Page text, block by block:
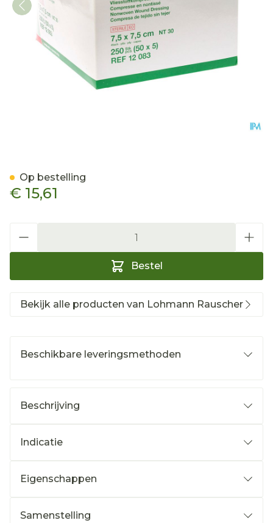
€ 15,61
Bestel
Op bestelling
Bekijk alle producten van Lohmann Rauscher
Beschikbare leveringsmethoden
Beschrijving
Indicatie
Eigenschappen
Samenstelling